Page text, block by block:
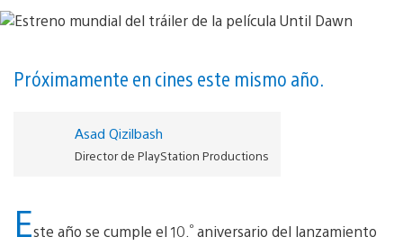
Próximamente en cines este mismo año.
Asad Qizilbash
Director de PlayStation Productions
Este año se cumple el 10. º aniversario del lanzamiento